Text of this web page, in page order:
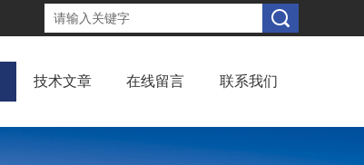
技术文章 在线留言 联系我们